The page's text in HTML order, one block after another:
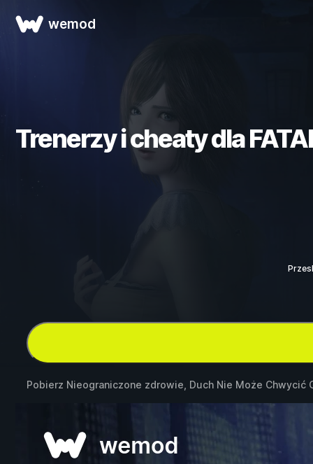
wemod
Trenerzy i cheaty dla
Pobierz Nieograniczone zdrowie, Duch Nie Może Chwycić